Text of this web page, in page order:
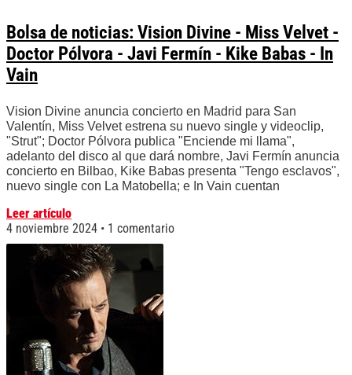
Bolsa de noticias: Vision Divine - Miss Velvet -
Doctor Pólvora - Javi Fermín - Kike Babas - In
Vain
Vision Divine anuncia concierto en Madrid para San
Valentín, Miss Velvet estrena su nuevo single y videoclip,
"Strut"; Doctor Pólvora publica "Enciende mi llama",
adelanto del disco al que dará nombre, Javi Fermín anuncia
concierto en Bilbao, Kike Babas presenta "Tengo esclavos",
nuevo single con La Matobella; e In Vain cuentan
Leer artículo
4 noviembre 2024
1 comentario